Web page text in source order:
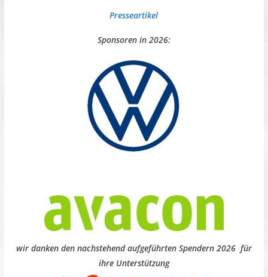
Presseartikel
Sponsoren in 2026:
wir danken den nachstehend aufgeführten Spendern 2026 für
ihre Unterstützung